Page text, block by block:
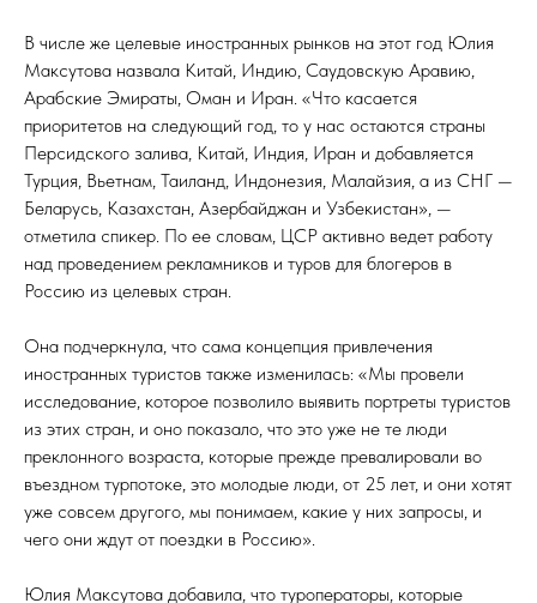
В числе же целевые иностранных рынков на этот год Юлия
Максутова назвала Китай, Индию, Саудовскую Аравию,
Арабские Эмираты, Оман и Иран. «Что касается
приоритетов на следующий год, то у нас остаются страны
Персидского залива, Китай, Индия, Иран и добавляется
Турция, Вьетнам, Таиланд, Индонезия, Малайзия, а из СНГ —
Беларусь, Казахстан, Азербайджан и Узбекистан», —
отметила спикер. По ее словам, ЦСР активно ведет работу
над проведением рекламников и туров для блогеров в
Россию из целевых стран.
Она подчеркнула, что сама концепция привлечения
иностранных туристов также изменилась: «Мы провели
исследование, которое позволило выявить портреты туристов
из этих стран, и оно показало, что это уже не те люди
преклонного возраста, которые прежде превалировали во
въездном турпотоке, это молодые люди, от 25 лет, и они хотят
уже совсем другого, мы понимаем, какие у них запросы, и
чего они ждут от поездки в Россию».
Юлия Максутова добавила, что туроператоры, которые